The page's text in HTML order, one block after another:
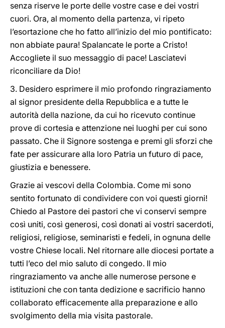
senza riserve le porte delle vostre case e dei vostri
cuori. Ora, al momento della partenza, vi ripeto
l’esortazione che ho fatto all’inizio del mio pontificato:
non abbiate paura! Spalancate le porte a Cristo!
Accogliete il suo messaggio di pace! Lasciatevi
riconciliare da Dio!
3. Desidero esprimere il mio profondo ringraziamento
al signor presidente della Repubblica e a tutte le
autorità della nazione, da cui ho ricevuto continue
prove di cortesia e attenzione nei luoghi per cui sono
passato. Che il Signore sostenga e premi gli sforzi che
fate per assicurare alla loro Patria un futuro di pace,
giustizia e benessere.
Grazie ai vescovi della Colombia. Come mi sono
sentito fortunato di condividere con voi questi giorni!
Chiedo al Pastore dei pastori che vi conservi sempre
così uniti, così generosi, così donati ai vostri sacerdoti,
religiosi, religiose, seminaristi e fedeli, in ognuna delle
vostre Chiese locali. Nel ritornare alle diocesi portate a
tutti l’eco del mio saluto di congedo. Il mio
ringraziamento va anche alle numerose persone e
istituzioni che con tanta dedizione e sacrificio hanno
collaborato efficacemente alla preparazione e allo
svolgimento della mia visita pastorale.